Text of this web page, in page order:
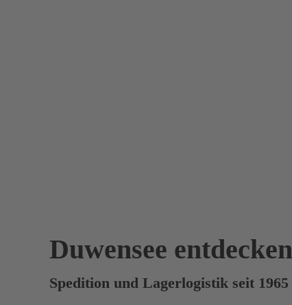
Duwensee entdecken
Spedition und Lagerlogistik seit 1965